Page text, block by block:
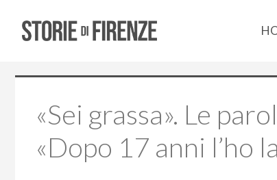
«Sei grassa». Le
«Dopo 17 anni l’ho